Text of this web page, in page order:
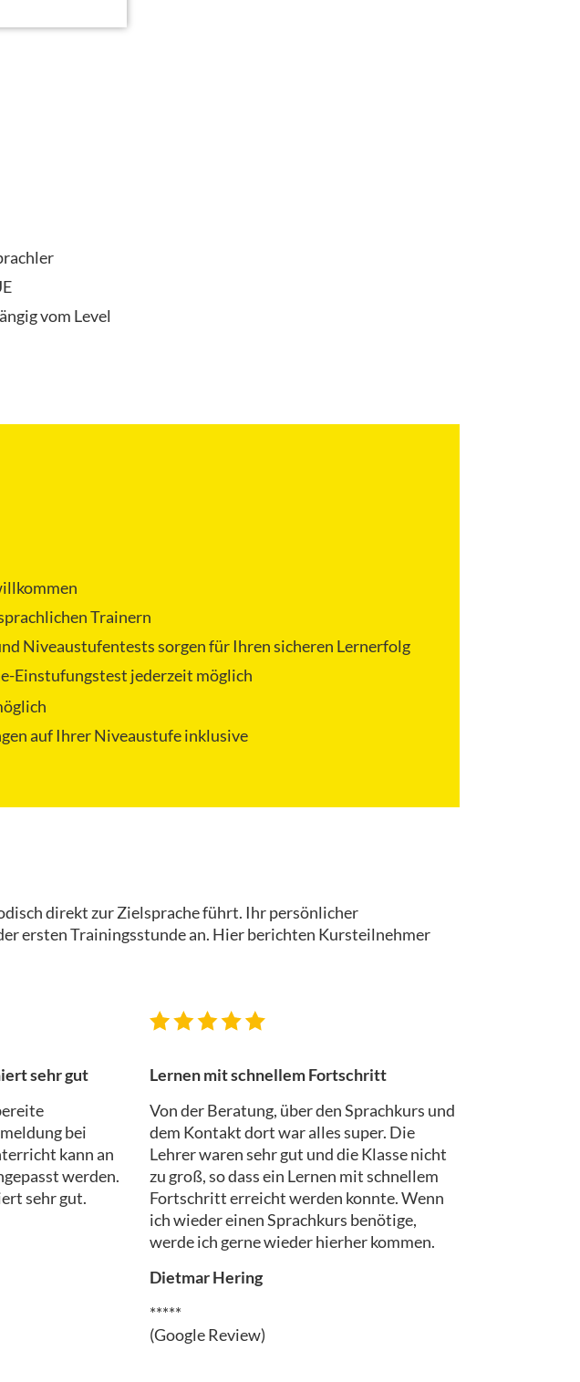
vom Level
Trainern
Niveaustufentests sorgen für Ihren sicheren Lernerfolg
Einstufungstest jederzeit möglich
auf Ihrer Niveaustufe inklusive
direkt zur Zielsprache führt. Ihr persönlicher
ersten Trainingsstunde an. Hier berichten Kursteilnehmer
sehr gut
bei
kann an
werden.
sehr gut.
Lernen mit schnellem Fortschritt
Von der Beratung, über den Sprachkurs und
dem Kontakt dort war alles super. Die
Lehrer waren sehr gut und die Klasse nicht
zu groß, so dass ein Lernen mit schnellem
Fortschritt erreicht werden konnte. Wenn
ich wieder einen Sprachkurs benötige,
werde ich gerne wieder hierher kommen.
Dietmar Hering
*****
(Google Review)